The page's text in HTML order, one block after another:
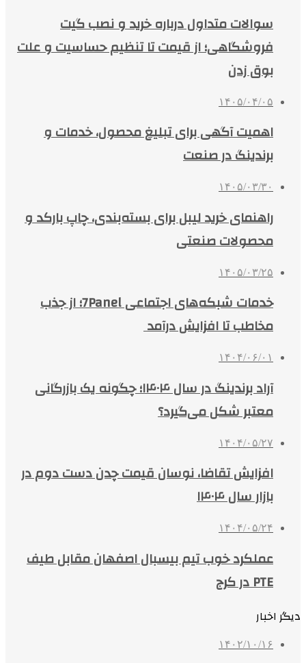
سوالات متداول درباره خرید و نصب گیت
فروشگاهی؛ از قیمت تا تنظیم حساسیت و علت
بوق زدن
۱۴۰۵/۰۴/۰۵
اهمیت آگهی برای تبلیغ محصول، خدمات و
برندینگ در صنعت
۱۴۰۵/۰۳/۳۰
راهنمای خرید لیبل برای بسته‌بندی، چاپ بارکد و
محصولات صنعتی
۱۴۰۵/۰۳/۲۵
خدمات شبکه‌های اجتماعی 7Panel؛ از جذب
مخاطب تا افزایش درآمد
۱۴۰۴/۰۶/۰۱
آراد برندینگ در سال ۱۴۰۴؛ چگونه یک بازرگانی
معتبر شکل می‌گیرد؟
۱۴۰۴/۰۵/۲۷
افزایش تقاضا، نوسان قیمت چدن دست دوم در
بازار سال ۱۴۰۴
۱۴۰۴/۰۵/۲۴
عملکرد خوب تیم بیسبال اصفهان مقابل طیف
PTE در کرج
دیگر اخبار
۱۴۰۲/۱۰/۱۶